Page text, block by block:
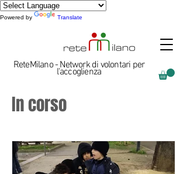
Powered by Translate
ReteMilano - Network di volontari per
l'accoglienza
In corso